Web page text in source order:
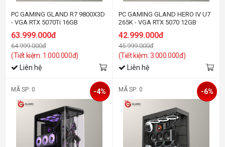
PC GAMING GLAND R7 9800X3D
- VGA RTX 5070Ti 16GB
63.999.000đ
64.999.000đ
(Tiết kiệm: 1.000.000đ)
Liên hệ
PC GAMING GLAND HERO IV U7
265K - VGA RTX 5070 12GB
42.999.000đ
45.999.000đ
(Tiết kiệm: 3.000.000đ)
Liên hệ
MÃ SP: 0 -4% MÃ SP: 0 -6%